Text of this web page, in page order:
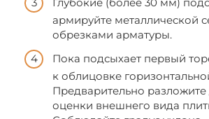
армируйте металлической
обрезками арматуры.
Пока подсыхает первый
к облицовке
Предварительно
оценки внешнего вида